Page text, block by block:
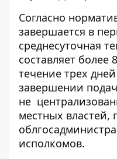
Согласно
завершается в
среднесуточная
составляет более
течение трех
завершении
не
местных властей,
исполкомов.